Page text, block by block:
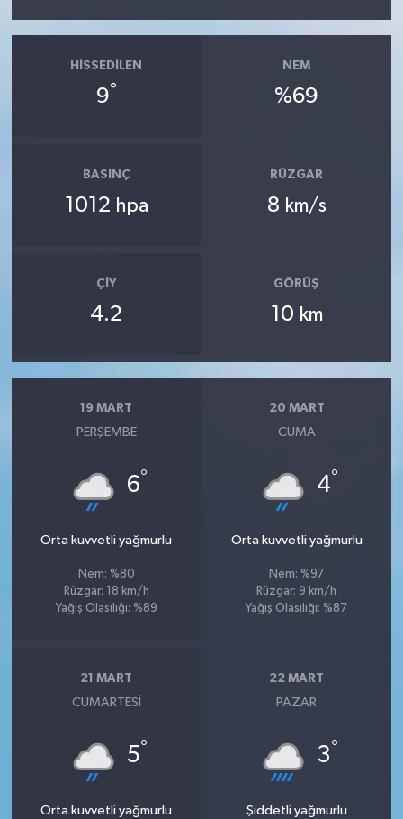
HISSEDILEN
9°
NEM
%69
BASINÇ
1012 hpa
RÜZGAR
8 km/s
ÇIY
4.2
GÖRÜŞ
10 km
19 MART
PERŞEMBE
6°
Orta kuvvetli yağmurlu
Nem: %80
Rüzgar: 18 km/h
Yağış Olasılığı: %89
20 MART
CUMA
4°
Orta kuvvetli yağmurlu
Nem: %97
Rüzgar: 9 km/h
Yağış Olasılığı: %87
21 MART
CUMARTESI
5°
Orta kuvvetli yağmurlu
22 MART
PAZAR
3°
Şiddetli yağmurlu